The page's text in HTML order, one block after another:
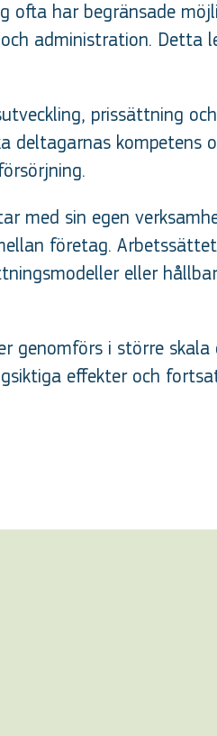
ofta har begränsade
administration. Detta
prissättning
kompetens
med sin egen
företag.
eller
i större skala
effekter och